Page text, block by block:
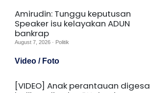
Amirudin: Tunggu keputusan
Speaker isu kelayakan ADUN
bankrap
August 7, 2026 · Politik
Video / Foto
[VIDEO] Anak perantauan digesa